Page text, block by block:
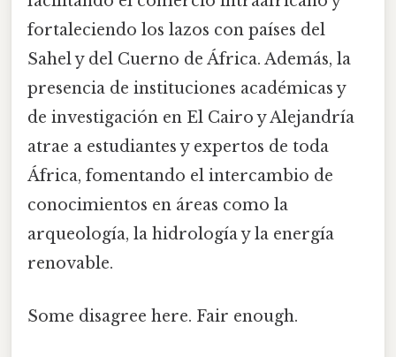
fortaleciendo los lazos con países del
Sahel y del Cuerno de África. Además, la
presencia de instituciones académicas y
de investigación en El Cairo y Alejandría
atrae a estudiantes y expertos de toda
África, fomentando el intercambio de
conocimientos en áreas como la
arqueología, la hidrología y la energía
renovable.
Some disagree here. Fair enough.